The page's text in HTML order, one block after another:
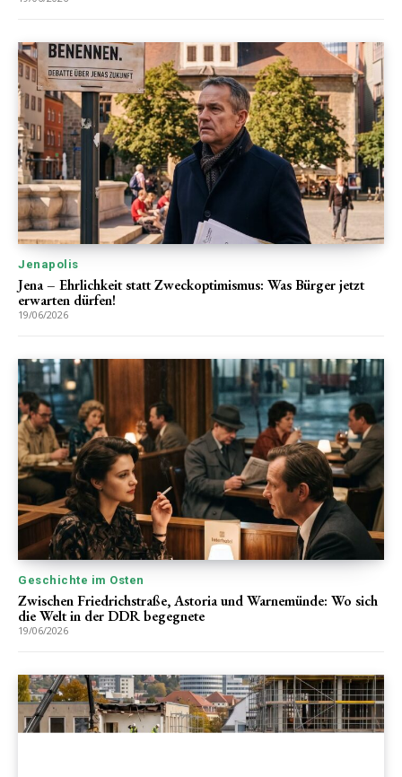
Jenapolis
Jena – Ehrlichkeit statt Zweckoptimismus: Was Bürger jetzt
erwarten dürfen!
19/06/2026
Geschichte im Osten
Zwischen Friedrichstraße, Astoria und Warnemünde: Wo sich
die Welt in der DDR begegnete
19/06/2026